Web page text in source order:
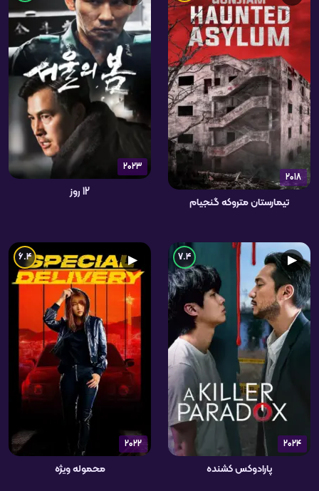
2018
تیمارستان متروکه گنجیام
2023
12 روز
2024
▶
7.4
پارادوکس کشنده
2022
▶
6.4
محموله ویژه